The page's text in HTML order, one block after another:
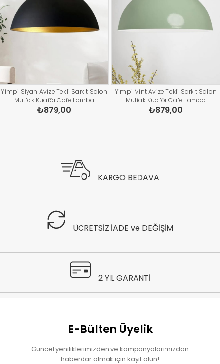
Yimpi Siyah Avize Tekli Sarkıt Salon
Mutfak Kuaför Cafe Lamba
Dekoratif Aydınlatma Pastane
₺879,00
Yimpi Mint Avize Tekli Sarkıt Salon
Mutfak Kuaför Cafe Lamba
Dekoratif Aydınlatma Pastane
₺879,00
KARGO BEDAVA
ÜCRETSİZ İADE ve DEĞİŞİM
2 YIL GARANTİ
E-Bülten Üyelik
Güncel yeniliklerimizden ve kampanyalarımızdan
haberdar olmak için kayıt olun!